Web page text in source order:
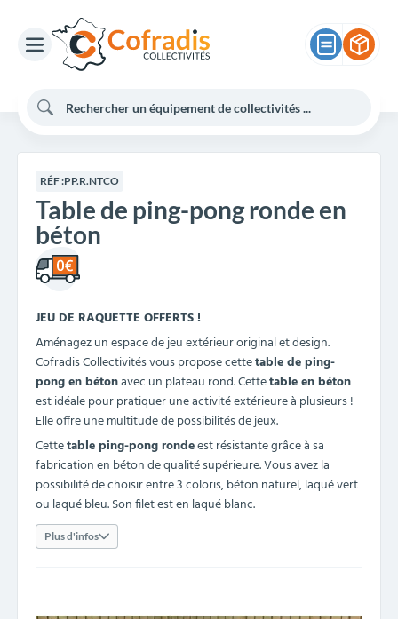
RÉF :PP.R.NTCO
Table de ping-pong ronde en
béton
JEU DE RAQUETTE OFFERTS !
Aménagez un espace de jeu extérieur original et design.
Cofradis Collectivités vous propose cettetable de ping-
pong en bétonavec un plateau rond. Cettetable en béton
est idéale pour pratiquer une activité extérieure à plusieurs !
Elle offre une multitude de possibilités de jeux.
Cettetable ping-pong rondeest résistante grâce à sa
fabrication en béton de qualité supérieure. Vous avez la
possibilité de choisir entre 3 coloris, béton naturel, laqué vert
ou laqué bleu. Son filet est en laqué blanc.
Plus d'infos